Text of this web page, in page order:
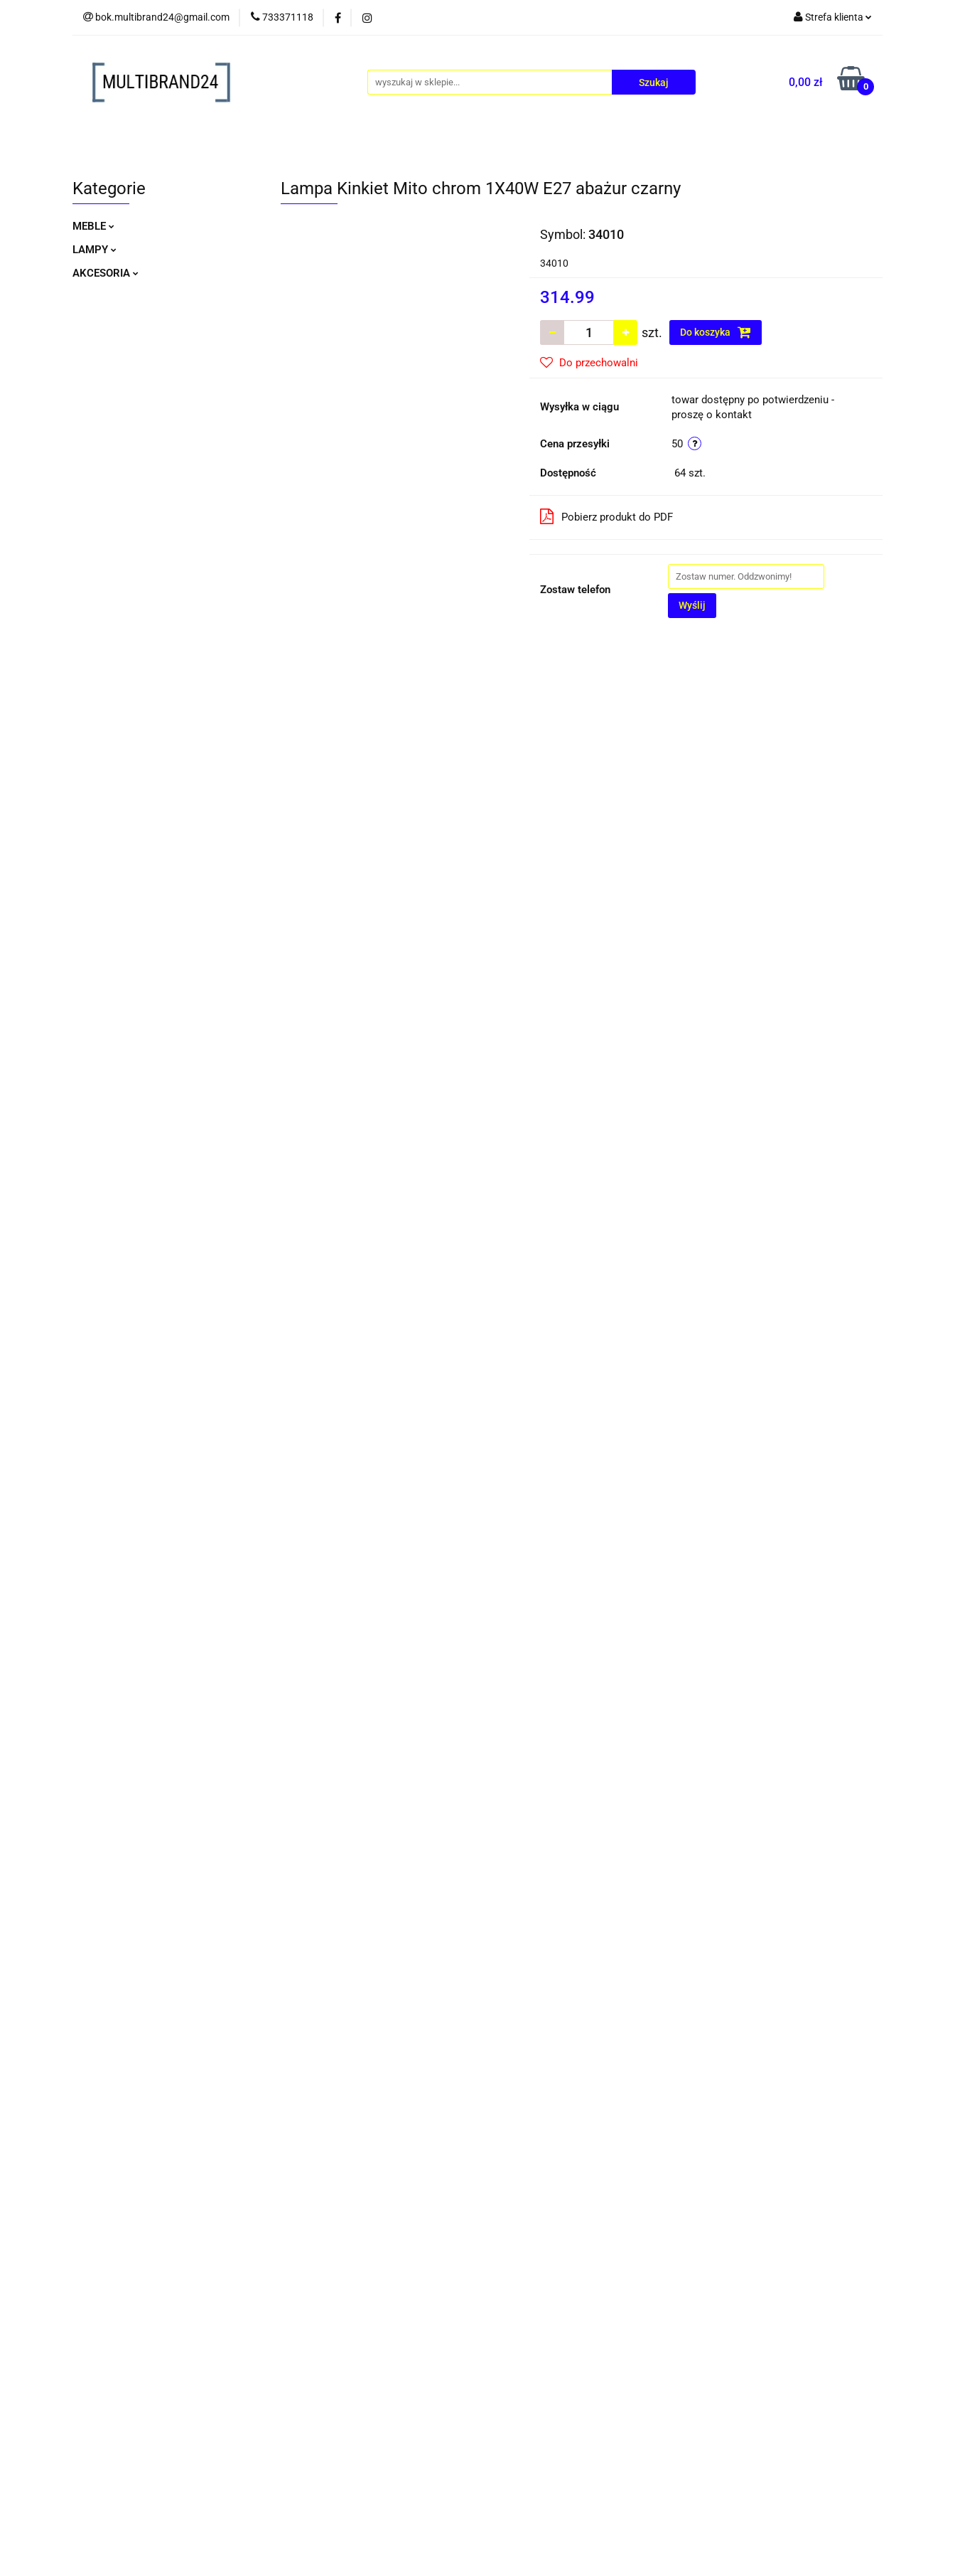
bok.multibrand24@gmail.com 733371118 Strefa klienta
Zarejestruj się
Dodaj zgłoszenie
0,00 zł 0
MEBLE LAMPY AKCESORIA
Kategorie
MEBLE
LAMPY
AKCESORIA
Lampa Kinkiet Mito chrom 1X40W E27 abażur czarny
Symbol:34010
34010
314.99
szt. Do koszyka
Do przechowalni
Wysyłka w ciągu
towar dostępny po potwierdzeniu -
proszę o kontakt
Cena przesyłki 50
Dostępność 64 szt.
Pobierz produkt do PDF
Zostaw telefon
Wyślij